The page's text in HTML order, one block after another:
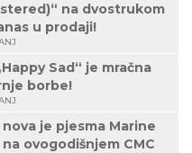
na dvostrukom
u prodaji!
Sad“ je mračna
borbe!
je pjesma Marine
ovogodišnjem CMC